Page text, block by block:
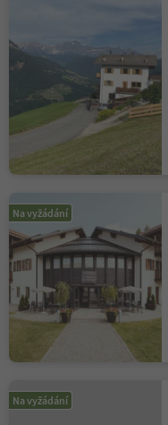
Na vyžádání
Na vyžádání